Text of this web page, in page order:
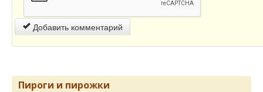
Добавить комментарий
Пироги и пирожки